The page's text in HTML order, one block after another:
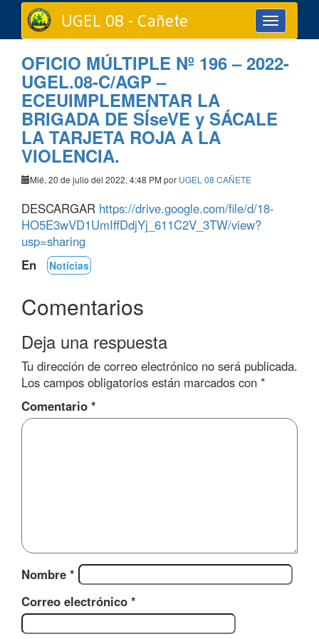
Toggle
navigation
UGEL 08 - Cañete
OFICIO MÚLTIPLE Nº 196 – 2022-
UGEL.08-C/AGP –
ECEUIMPLEMENTAR LA
BRIGADA DE SÍseVE y SÁCALE
LA TARJETA ROJA A LA
VIOLENCIA.
Mié, 20 de julio del 2022, 4:48 PM por UGEL 08 CAÑETE
DESCARGAR https://drive.google.com/file/d/18-
HO5E3wVD1UmIffDdjYj_611C2V_3TW/view?
usp=sharing
En
Noticias
Comentarios
Deja una respuesta
Tu dirección de correo electrónico no será publicada.
Los campos obligatorios están marcados con *
Comentario *
Nombre *
Correo electrónico *